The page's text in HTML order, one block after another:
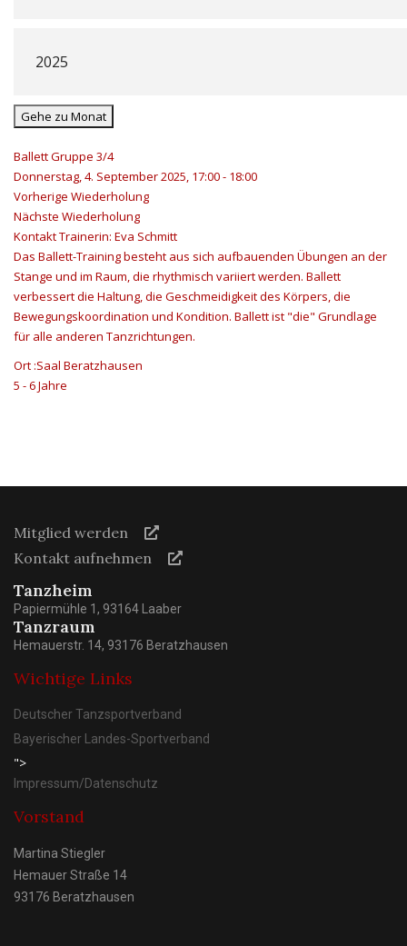
Gehe zu Monat
Ballett Gruppe 3/4
Donnerstag, 4. September 2025, 17:00 - 18:00
Vorherige Wiederholung
Nächste Wiederholung
KontaktTrainerin: Eva Schmitt
Das Ballett-Training besteht aus sich aufbauenden Übungen an der
Stange und im Raum, die rhythmisch variiert werden. Ballett
verbessert die Haltung, die Geschmeidigkeit des Körpers, die
Bewegungskoordination und Kondition. Ballett ist "die" Grundlage
für alle anderen Tanzrichtungen.
Ort :Saal Beratzhausen
5 - 6 Jahre
Mitglied werden
Kontakt aufnehmen
Tanzheim
Papiermühle 1, 93164 Laaber
Tanzraum
Hemauerstr. 14, 93176 Beratzhausen
Wichtige Links
Deutscher Tanzsportverband
Bayerischer Landes-Sportverband
">
Impressum/Datenschutz
Vorstand
Martina Stiegler
Hemauer Straße 14
93176 Beratzhausen